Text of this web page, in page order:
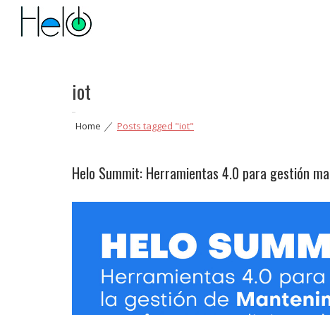
iot
Home|Posts tagged "iot"
Helo Summit: Herramientas 4.0 para gestión